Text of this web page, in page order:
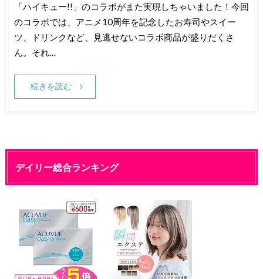
「ハイキュー!!」のコラボがまた実現しちゃいました！今回
のコラボでは、アニメ10周年を記念したお寿司やスイー
ツ、ドリンクなど、見逃せないコラボ商品が盛りだくさ
ん。それ…
続きを読む
デイリー総合ランキング